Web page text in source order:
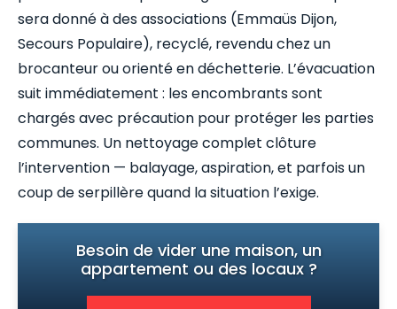
sera donné à des associations (Emmaüs Dijon,
Secours Populaire), recyclé, revendu chez un
brocanteur ou orienté en déchetterie. L’évacuation
suit immédiatement : les encombrants sont
chargés avec précaution pour protéger les parties
communes. Un nettoyage complet clôture
l’intervention — balayage, aspiration, et parfois un
coup de serpillère quand la situation l’exige.
Besoin de vider une maison, un
appartement ou des locaux ?